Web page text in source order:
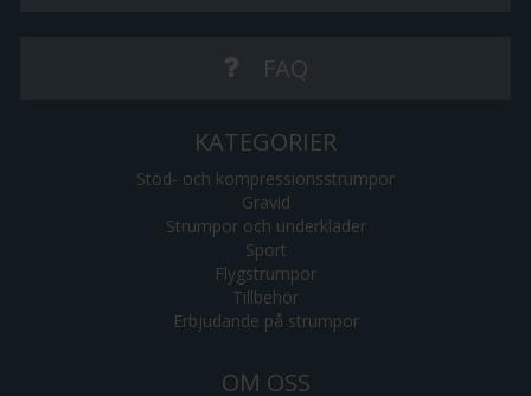
FAQ
KATEGORIER
Stöd- och kompressionsstrumpor
Gravid
Strumpor och underkläder
Sport
Flygstrumpor
Tillbehör
Erbjudande på strumpor
OM OSS